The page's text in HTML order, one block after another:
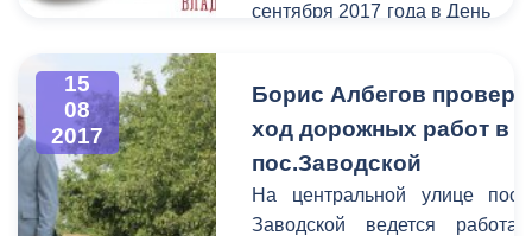
сентября 2017 года в День
15
08
2017
Борис Албегов
ход дорожных работ в
пос.Заводской
На центральной улице
Заводской ведется работа